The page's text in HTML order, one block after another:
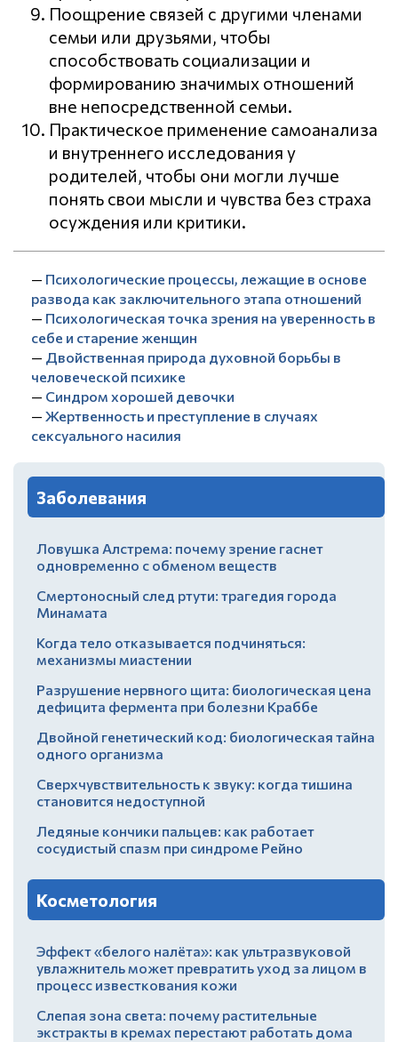
Поощрение связей с другими членами
семьи или друзьями, чтобы
способствовать социализации и
формированию значимых отношений
вне непосредственной семьи.
Практическое применение самоанализа
и внутреннего исследования у
родителей, чтобы они могли лучше
понять свои мысли и чувства без страха
осуждения или критики.
— Психологические процессы, лежащие в основе
развода как заключительного этапа отношений
— Психологическая точка зрения на уверенность в
себе и старение женщин
— Двойственная природа духовной борьбы в
человеческой психике
— Синдром хорошей девочки
— Жертвенность и преступление в случаях
сексуального насилия
Заболевания
Ловушка Алстрема: почему зрение гаснет
одновременно с обменом веществ
Смертоносный след ртути: трагедия города
Минамата
Когда тело отказывается подчиняться:
механизмы миастении
Разрушение нервного щита: биологическая цена
дефицита фермента при болезни Краббе
Двойной генетический код: биологическая тайна
одного организма
Сверхчувствительность к звуку: когда тишина
становится недоступной
Ледяные кончики пальцев: как работает
сосудистый спазм при синдроме Рейно
Косметология
Эффект «белого налёта»: как ультразвуковой
увлажнитель может превратить уход за лицом в
процесс известкования кожи
Слепая зона света: почему растительные
экстракты в кремах перестают работать дома